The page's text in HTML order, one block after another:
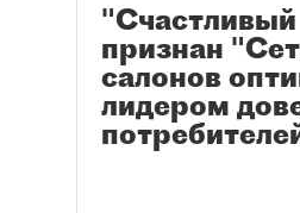
"Счастливый
признан
салонов
лидером